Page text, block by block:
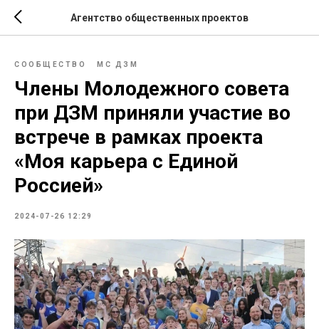
Агентство общественных проектов
СООБЩЕСТВО МС ДЗМ
Члены Молодежного совета
при ДЗМ приняли участие во
встрече в рамках проекта
«Моя карьера с Единой
Россией»
2024-07-26 12:29